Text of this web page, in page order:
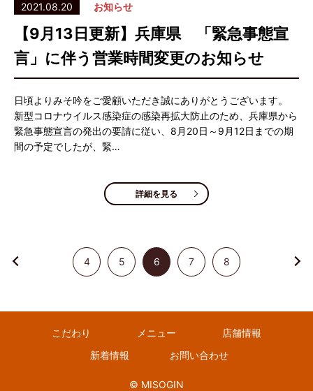
2021.08.20 お知らせ
【9月13日更新】兵庫県 「緊急事態宣
言」に伴う営業時間変更のお知らせ
日頃よりみそ吟をご愛顧いただき誠にありがとうございます。
新型コロナウイルス感染症の感染再拡大防止のため、兵庫県から
緊急事態宣言の発出の要請に従い、8月20日～9月12日までの期
間の予定でしたが、緊…
詳細を見る
4 5 6 7 8
こだわり メニュー
店舗情報
新着情報
お問い合わせ
© MISOGIN